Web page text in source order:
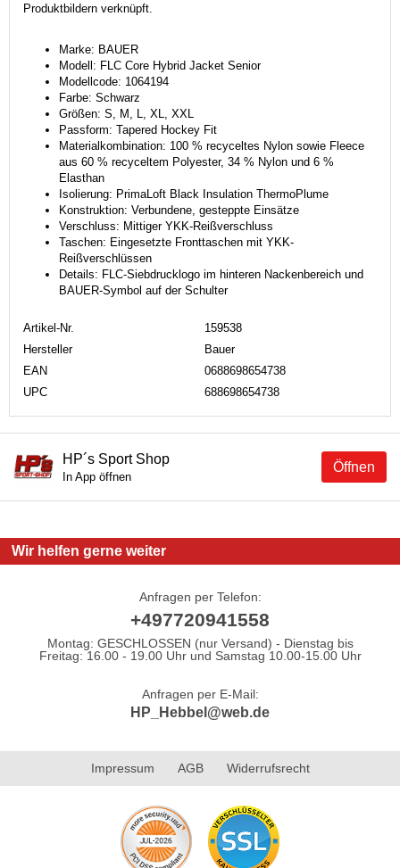
Produktbildern verknüpft.
Marke: BAUER
Modell: FLC Core Hybrid Jacket Senior
Modellcode: 1064194
Farbe: Schwarz
Größen: S, M, L, XL, XXL
Passform: Tapered Hockey Fit
Materialkombination: 100 % recyceltes Nylon sowie Fleece
aus 60 % recyceltem Polyester, 34 % Nylon und 6 %
Elasthan
Isolierung: PrimaLoft Black Insulation ThermoPlume
Konstruktion: Verbundene, gesteppte Einsätze
Verschluss: Mittiger YKK-Reißverschluss
Taschen: Eingesetzte Fronttaschen mit YKK-
Reißverschlüssen
Details: FLC-Siebdrucklogo im hinteren Nackenbereich und
BAUER-Symbol auf der Schulter
Artikel-Nr.
159538
Hersteller
Bauer
EAN
0688698654738
UPC
688698654738
Öffnen
HP´s Sport Shop
In App öffnen
Wir helfen gerne weiter
Anfragen per Telefon:
+497720941558
Montag: GESCHLOSSEN (nur Versand) - Dienstag bis
Freitag: 16.00 - 19.00 Uhr und Samstag 10.00-15.00 Uhr
Anfragen per E-Mail:
HP_Hebbel@web.de
Impressum AGB Widerrufsrecht